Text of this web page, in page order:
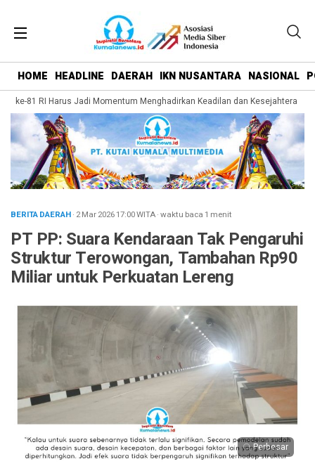
HOME HEADLINE DAERAH IKN NUSANTARA NASIONAL
ke-81 RI Harus Jadi Momentum Menghadirkan Keadilan dan Kesejahteraan
BERITA DAERAH· 2 Mar 202617:00WITA·waktu baca 1 menit
PT PP: Suara Kendaraan Tak Pengaruhi
Struktur Terowongan, Tambahan Rp90
Miliar untuk Perkuatan Lereng
Perbesar